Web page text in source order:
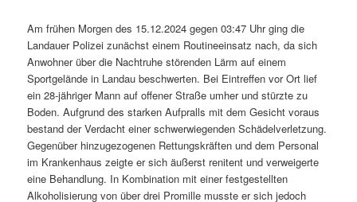
Am frühen Morgen des 15.12.2024 gegen 03:47 Uhr ging die
Landauer Polizei zunächst einem Routineeinsatz nach, da sich
Anwohner über die Nachtruhe störenden Lärm auf einem
Sportgelände in Landau beschwerten. Bei Eintreffen vor Ort lief
ein 28-jähriger Mann auf offener Straße umher und stürzte zu
Boden. Aufgrund des starken Aufpralls mit dem Gesicht voraus
bestand der Verdacht einer schwerwiegenden Schädelverletzung.
Gegenüber hinzugezogenen Rettungskräften und dem Personal
im Krankenhaus zeigte er sich äußerst renitent und verweigerte
eine Behandlung. In Kombination mit einer festgestellten
Alkoholisierung von über drei Promille musste er sich jedoch